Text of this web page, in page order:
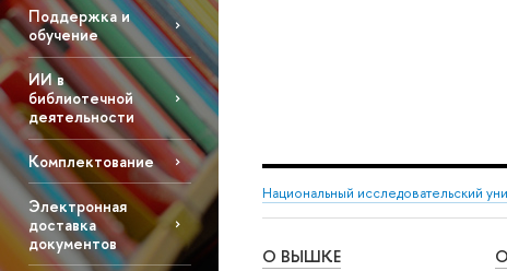
Поддержка и
обучение
ИИ в
библиотечной
деятельности
Комплектование
Электронная
доставка
документов
Национальный исследовательский
О ВЫШКЕ